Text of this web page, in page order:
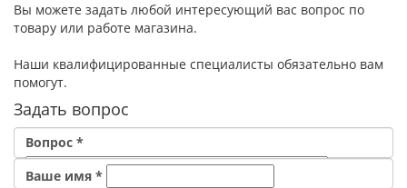
Вы можете задать любой интересующий вас вопрос по
товару или работе магазина.
Наши квалифицированные специалисты обязательно вам
помогут.
Задать вопрос
Вопрос *
Ваше имя *